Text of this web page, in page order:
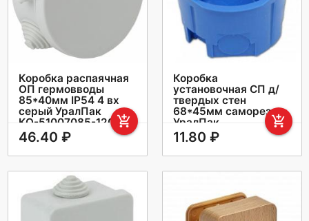
Коробка распаячная
ОП гермовводы
85*40мм IP54 4 вх
серый УралПак
КО-51007085-120 add_shopping_cart
46.40 ₽
Коробка
установочная СП д/
твердых стен
68*45мм саморезы
УралПак
КУ-50031068-200
add_shopping_cart
11.80 ₽